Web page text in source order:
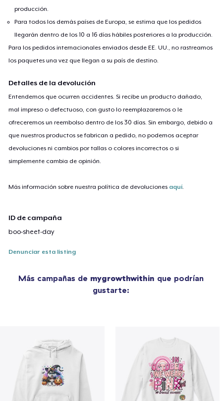
producción.
Para todos los demás países de Europa, se estima que los pedidos
llegarán dentro de los 10 a 16 días hábiles posteriores a la producción.
Para los pedidos internacionales enviados desde EE. UU., no rastreamos
los paquetes una vez que llegan a su país de destino.
Detalles de la devolución
Entendemos que ocurren accidentes. Si recibe un producto dañado,
mal impreso o defectuoso, con gusto lo reemplazaremos o le
ofreceremos un reembolso dentro de los 30 días. Sin embargo, debido a
que nuestros productos se fabrican a pedido, no podemos aceptar
devoluciones ni cambios por tallas o colores incorrectos o si
simplemente cambia de opinión.
Más información sobre nuestra política de devoluciones aquí
ID de campaña
boo-sheet-day
Denunciar esta listing
Más campañas de mygrowthwithin que podrían
gustarte: